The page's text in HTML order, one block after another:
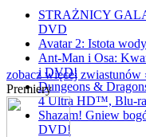
STRAŻNICY
DVD
Avatar 2: Istota
Ant-Man i Osa:
i DVD!
Dungeons &
4 Ultra HD™, Blu-
Shazam! Gniew
DVD!
zobacz więcej zwiastunów
Premiery